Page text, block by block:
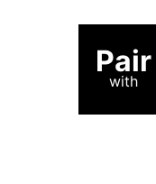
Pair
with